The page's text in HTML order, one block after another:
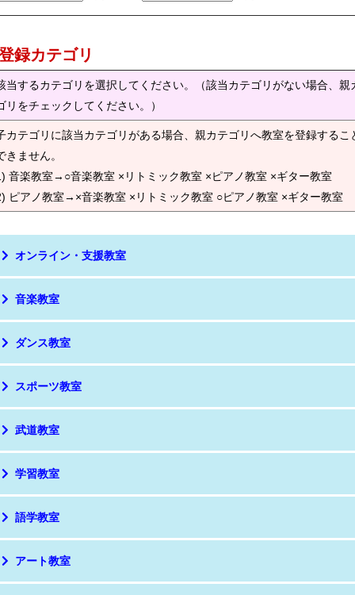
録カテゴリ
当するカテゴリを選択してください。（該当カテゴリがない場合、親
リをチェックしてください。）
カテゴリに該当カテゴリがある場合、親カテゴリへ教室を登録するこ
きません。
音楽教室→○音楽教室 ×リトミック教室 ×ピアノ教室 ×ギター教室
ピアノ教室→×音楽教室 ×リトミック教室 ○ピアノ教室 ×ギター教室
オンライン・支援教室
音楽教室
ダンス教室
スポーツ教室
武道教室
学習教室
語学教室
アート教室